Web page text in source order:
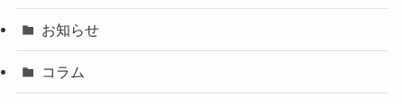
お知らせ
コラム